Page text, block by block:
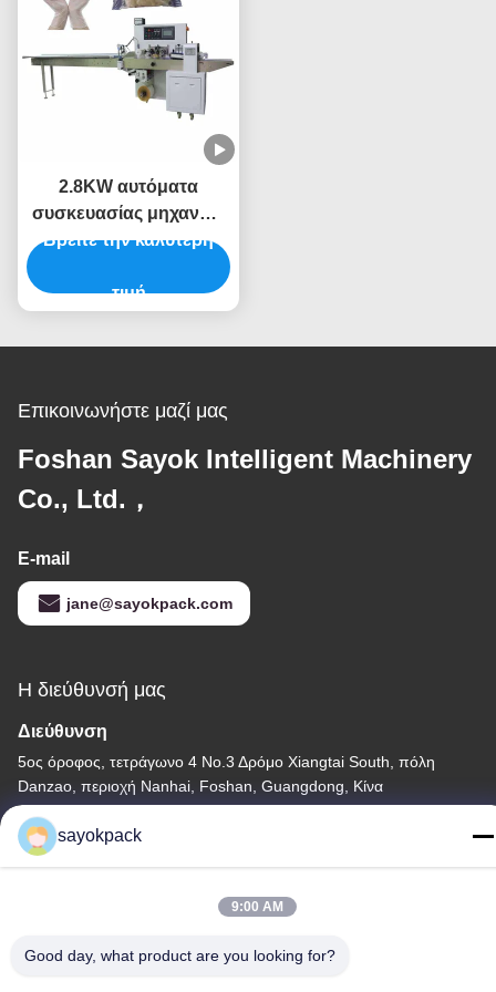
2.8KW αυτόματα
συσκευασίας μηχανών
CBE γάντια PVC
μέσα σε σάκκο ταινιών
Βρείτε την καλύτερη
τιμή
Επικοινωνήστε μαζί μας
Foshan Sayok Intelligent Machinery
Co., Ltd.，
E-mail
jane@sayokpack.com
Η διεύθυνσή μας
Διεύθυνση
5ος όροφος, τετράγωνο 4 Νο.3 Δρόμο Xiangtai South, πόλη
Danzao, περιοχή Nanhai, Foshan, Guangdong, Κίνα
τηλ
86-757-8660-5060
sayokpack
9:00 AM
Good day, what product are you looking for?